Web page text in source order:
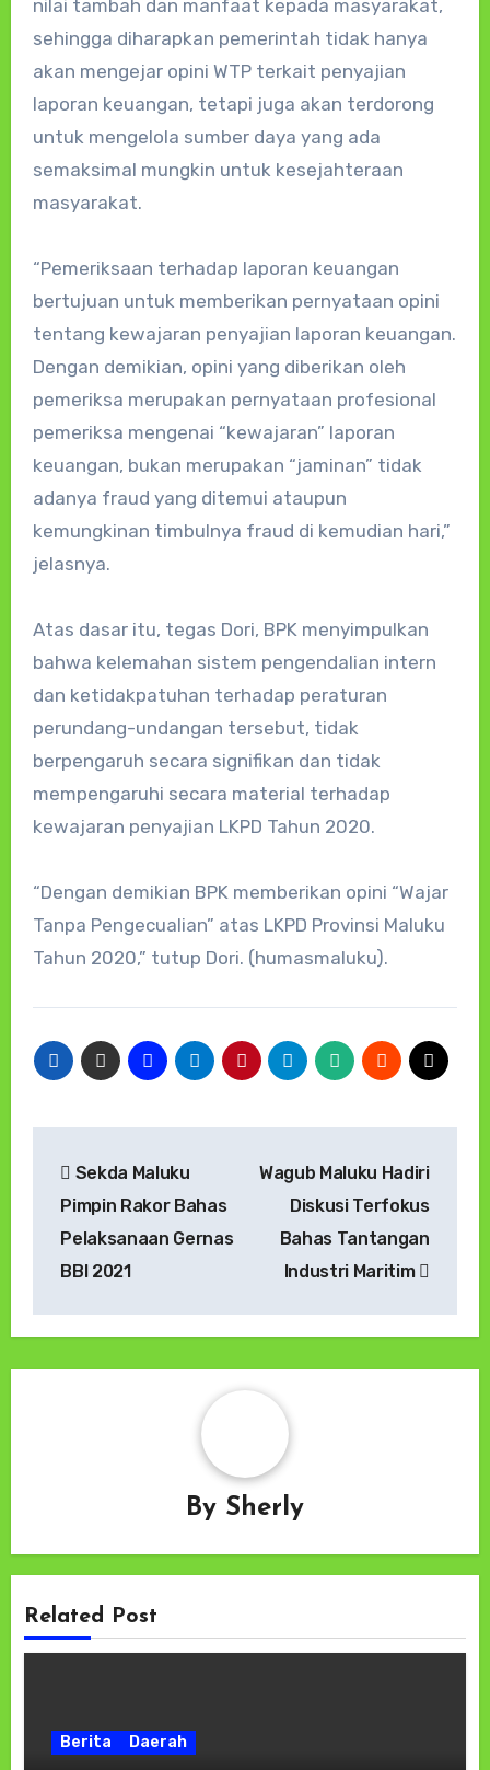
nilai tambah dan manfaat kepada masyarakat,
sehingga diharapkan pemerintah tidak hanya
akan mengejar opini WTP terkait penyajian
laporan keuangan, tetapi juga akan terdorong
untuk mengelola sumber daya yang ada
semaksimal mungkin untuk kesejahteraan
masyarakat.
“Pemeriksaan terhadap laporan keuangan
bertujuan untuk memberikan pernyataan opini
tentang kewajaran penyajian laporan keuangan.
Dengan demikian, opini yang diberikan oleh
pemeriksa merupakan pernyataan profesional
pemeriksa mengenai “kewajaran” laporan
keuangan, bukan merupakan “jaminan” tidak
adanya fraud yang ditemui ataupun
kemungkinan timbulnya fraud di kemudian hari,”
jelasnya.
Atas dasar itu, tegas Dori, BPK menyimpulkan
bahwa kelemahan sistem pengendalian intern
dan ketidakpatuhan terhadap peraturan
perundang-undangan tersebut, tidak
berpengaruh secara signifikan dan tidak
mempengaruhi secara material terhadap
kewajaran penyajian LKPD Tahun 2020.
“Dengan demikian BPK memberikan opini “Wajar
Tanpa Pengecualian” atas LKPD Provinsi Maluku
Tahun 2020,” tutup Dori. (humasmaluku).
pos
Sekda Maluku
Pimpin Rakor Bahas
Pelaksanaan Gernas
BBI 2021
Wagub Maluku Hadiri
Diskusi Terfokus
Bahas Tantangan
Industri Maritim
By Sherly
Related Post
Berita Daerah